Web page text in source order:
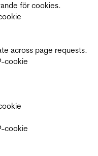
för cookies.
across page requests.
cookie
cookie